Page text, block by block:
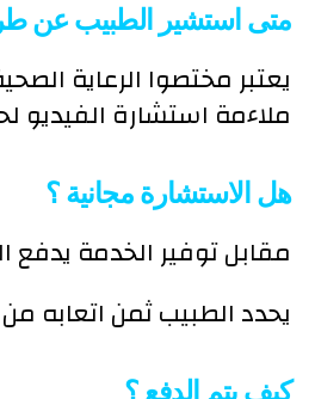
متى استشير الطبيب عن
يعتبر مختصوا الرعاية
ملاءمة استشارة الفيديو
هل الاستشارة مجانية ؟
مقابل توفير الخدمة يدفع
. يحدد الطبيب ثمن اتعابه
كيف يتم الدفع ؟